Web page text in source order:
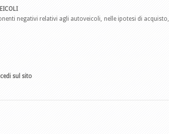
negativi relativi agli autoveicoli, nelle ipotesi di acquisto,
sul sito